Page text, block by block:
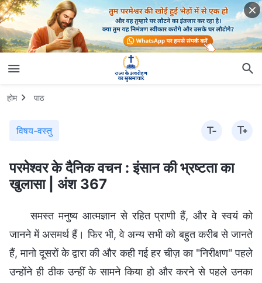
होम पाठ
विषय-वस्तु
परमेश्वर के दैनिक वचन : इंसान की भ्रष्टता का
खुलासा | अंश 367
समस्त मनुष्य आत्मज्ञान से रहित प्राणी हैं, और वे स्वयं को
जानने में असमर्थ हैं। फिर भी, वे अन्य सभी को बहुत करीब से जानते
हैं, मानो दूसरों के द्वारा की और कही गई हर चीज़ का "निरीक्षण" पहले
उन्होंने ही ठीक उन्हीं के सामने किया हो और करने से पहले उनका